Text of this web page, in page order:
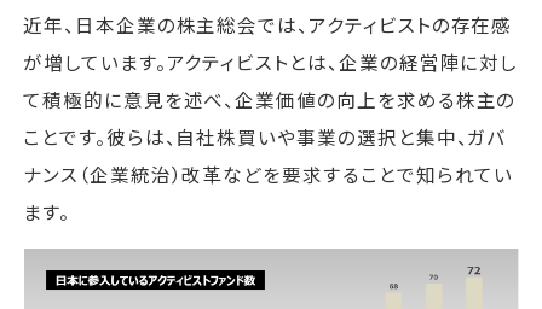
近年、日本企業の株主総会では、アクティビストの存在感
が増しています。アクティビストとは、企業の経営陣に対し
て積極的に意見を述べ、企業価値の向上を求める株主の
ことです。彼らは、自社株買いや事業の選択と集中、ガバ
ナンス（企業統治）改革などを要求することで知られてい
ます。